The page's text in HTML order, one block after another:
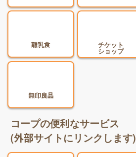
離乳食 チケット
ショップ
無印良品
コープの便利なサービス
(外部サイトにリンクします)